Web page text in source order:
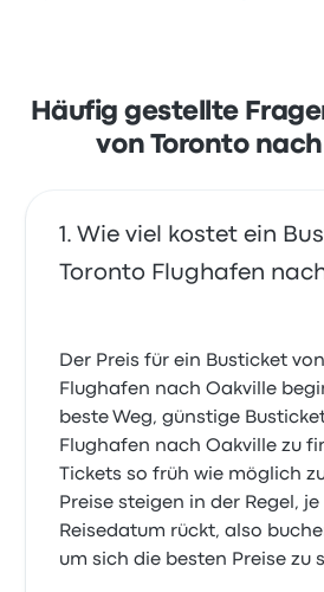
Häufig gestellte
von Toronto
Wie viel kostet ein
Toronto Flughafen
Der Preis für ein Busticket
Flughafen nach Oakville
beste Weg, günstige
Flughafen nach Oakville zu
Tickets so früh wie möglich
Preise steigen in der Regel,
Reisedatum rückt, also
um sich die besten Preise zu